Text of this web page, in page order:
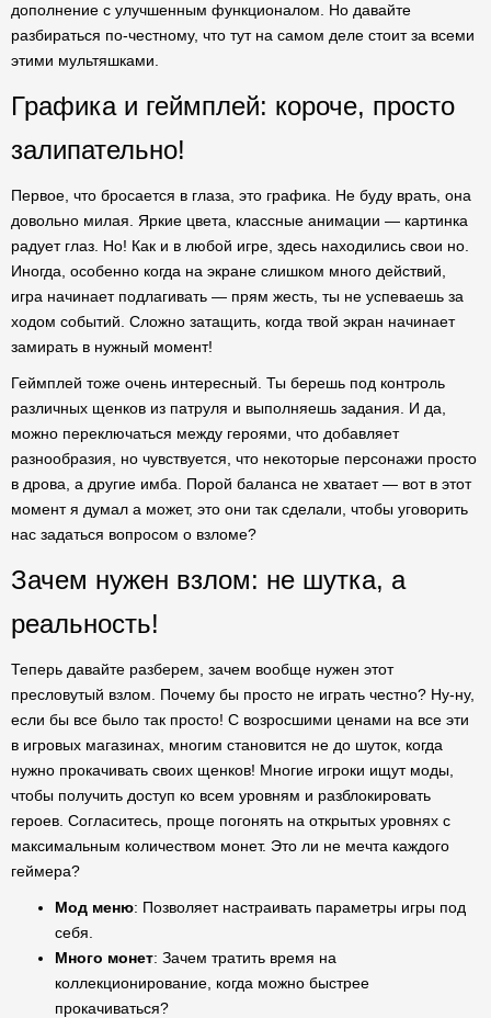
дополнение с улучшенным функционалом. Но давайте
разбираться по-честному, что тут на самом деле стоит за всеми
этими мультяшками.
Графика и геймплей: короче, просто
залипательно!
Первое, что бросается в глаза, это графика. Не буду врать, она
довольно милая. Яркие цвета, классные анимации — картинка
радует глаз. Но! Как и в любой игре, здесь находились свои но.
Иногда, особенно когда на экране слишком много действий,
игра начинает подлагивать — прям жесть, ты не успеваешь за
ходом событий. Сложно затащить, когда твой экран начинает
замирать в нужный момент!
Геймплей тоже очень интересный. Ты берешь под контроль
различных щенков из патруля и выполняешь задания. И да,
можно переключаться между героями, что добавляет
разнообразия, но чувствуется, что некоторые персонажи просто
в дрова, а другие имба. Порой баланса не хватает — вот в этот
момент я думал а может, это они так сделали, чтобы уговорить
нас задаться вопросом о взломе?
Зачем нужен взлом: не шутка, а
реальность!
Теперь давайте разберем, зачем вообще нужен этот
пресловутый взлом. Почему бы просто не играть честно? Ну-ну,
если бы все было так просто! С возросшими ценами на все эти
в игровых магазинах, многим становится не до шуток, когда
нужно прокачивать своих щенков! Многие игроки ищут моды,
чтобы получить доступ ко всем уровням и разблокировать
героев. Согласитесь, проще погонять на открытых уровнях с
максимальным количеством монет. Это ли не мечта каждого
геймера?
Мод меню: Позволяет настраивать параметры игры под
себя.
Много монет: Зачем тратить время на
коллекционирование, когда можно быстрее
прокачиваться?